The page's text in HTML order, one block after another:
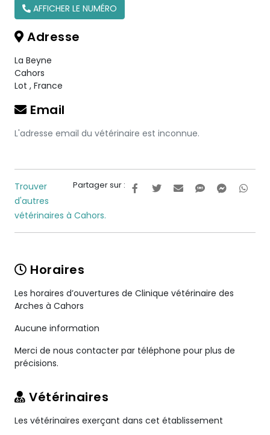
AFFICHER LE NUMÉRO
Adresse
La Beyne
Cahors
Lot , France
Email
L'adresse email du vétérinaire est inconnue.
Partager sur :
Trouver
d'autres
vétérinaires à Cahors.
Horaires
Les horaires d’ouvertures de Clinique vétérinaire des
Arches à Cahors
Aucune information
Merci de nous contacter par téléphone pour plus de
précisions.
Vétérinaires
Les vétérinaires exerçant dans cet établissement